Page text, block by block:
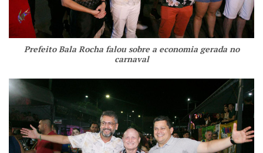
Prefeito Bala Rocha falou sobre a economia gerada no
carnaval